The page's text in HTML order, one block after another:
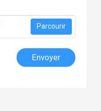
Parcourir
Envoyer